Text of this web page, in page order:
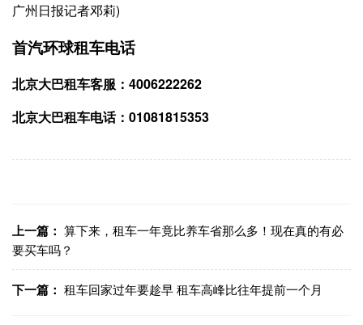
广州日报记者邓莉)
首汽环球租车电话
北京大巴租车客服：4006222262
北京大巴租车电话：01081815353
上一篇： 算下来，租车一年竟比养车省那么多！现在真的有必
要买车吗？
下一篇： 租车回家过年要趁早 租车高峰比往年提前一个月